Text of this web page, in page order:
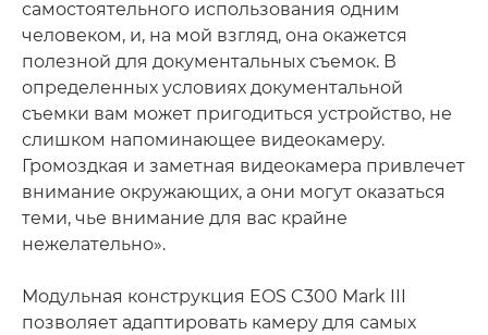
самостоятельного использования одним
человеком, и, на мой взгляд, она окажется
полезной для документальных съемок. В
определенных условиях документальной
съемки вам может пригодиться устройство, не
слишком напоминающее видеокамеру.
Громоздкая и заметная видеокамера привлечет
внимание окружающих, а они могут оказаться
теми, чье внимание для вас крайне
нежелательно».
Модульная конструкция EOS C300 Mark III
позволяет адаптировать камеру для самых